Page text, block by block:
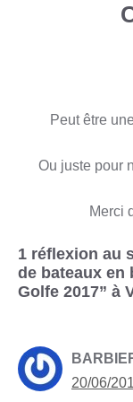
Peut être
Ou juste pour
Merci
1 réflexion au
de bateaux en
Golfe 2017” à
20/06/